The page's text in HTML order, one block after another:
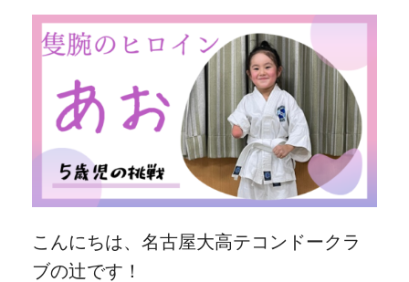
こんにちは、名古屋大高テコンドークラ
ブの辻です！